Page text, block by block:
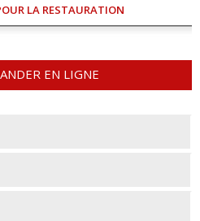
LA RESTAURATION
EN LIGNE